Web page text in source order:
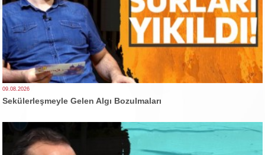
09.08.2026
Sekülerleşmeyle Gelen Algı Bozulmaları